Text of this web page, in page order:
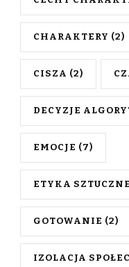
CHARAKTERY (2)
CISZA (2)
DECYZJE
EMOCJE (7)
ETYKA
GOTOWANIE (2)
IZOLACJA